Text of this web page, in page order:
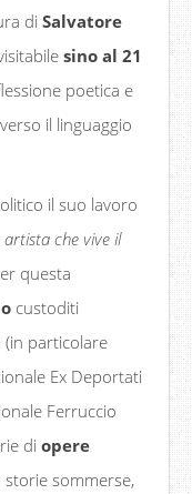
di Salvatore
sino al 21
poetica e
il linguaggio
il suo lavoro
che vive il
questa
custoditi
(in particolare
Ex Deportati
Ferruccio
di opere
sommerse,